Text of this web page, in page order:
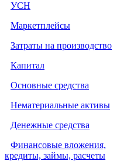
УСН
Маркетплейсы
Затраты на производство
Капитал
Основные средства
Нематериальные активы
Денежные средства
Финансовые вложения,
кредиты, займы, расчеты